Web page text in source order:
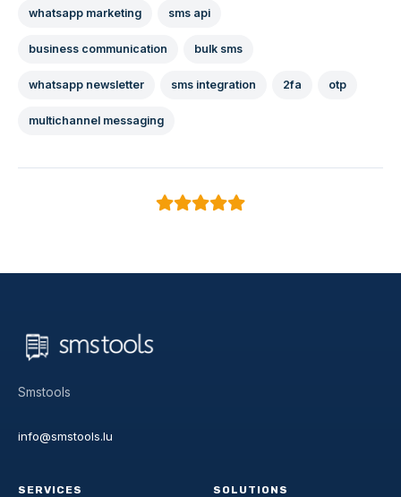
whatsapp marketing sms api
business communication bulk sms
whatsapp newsletter sms integration 2fa otp
multichannel messaging
Smstools
info@smstools.lu
SERVICES SOLUTIONS